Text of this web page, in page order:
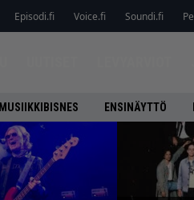
Episodi.fi Voice.fi Soundi.fi
MUSIIKKIBISNES ENSINÄYTTÖ